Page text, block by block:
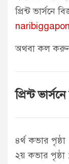
প্রিন্ট
অথবা কল
প্রিন্ট
৪র্থ কভার
২য় কভার